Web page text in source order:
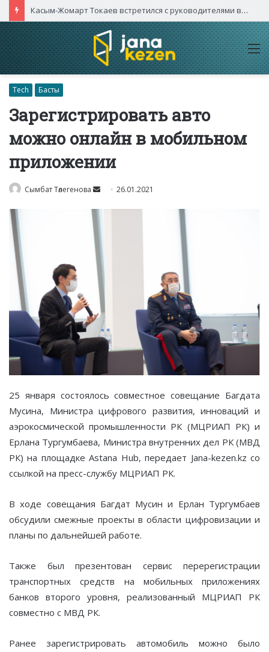
Касым-Жомарт Токаев встретился с руководителями высокотехнологичных компаний Китая
Tech Басты
Зарегистрировать авто
можно онлайн в мобильном
приложении
Сымбат Төлегенова
Send 26.01.2021
25 января состоялось совместное совещание Багдата
Мусина, Министра цифрового развития, инноваций и
аэрокосмической промышленности РК (МЦРИАП РК) и
Ерлана Тургумбаева, Министра внутренних дел РК (МВД
РК) на площадке Astana Hub, передает Jana-kezen.kz со
ссылкой на пресс-службу МЦРИАП РК.
В ходе совещания Багдат Мусин и Ерлан Тургумбаев
обсудили смежные проекты в области цифровизации и
планы по дальнейшей работе.
Также был презентован сервис перерегистрации
транспортных средств на мобильных приложениях
банков второго уровня, реализованный МЦРИАП РК
совместно с МВД РК.
Ранее зарегистрировать автомобиль можно было